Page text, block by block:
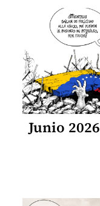
Junio 2026